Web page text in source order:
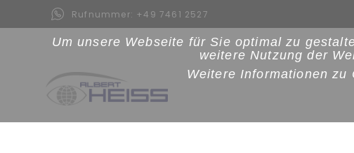
Um unsere Webseite für Sie optimal zu
weitere Nutzung der
Weitere Informationen
Rufnummer: +49 7461 2527